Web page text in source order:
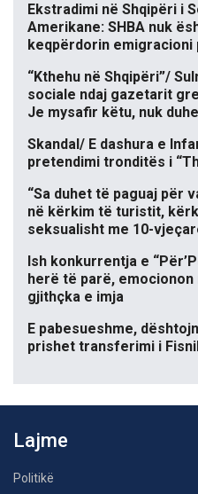
Ekstradimi në Shqipëri i
Amerikane: SHBA nuk
keqpërdorin emigracioni
“Kthehu në Shqipëri”/
sociale ndaj gazetarit
Je mysafir këtu, nuk
Skandal/ E dashura e
pretendimi tronditës i
“Sa duhet të paguaj për
në kërkim të turistit,
seksualisht me 10-
Ish konkurrentja e
herë të parë, emocionon
gjithçka e imja
E pabesueshme,
prishet transferimi i
Lajme
Politikë